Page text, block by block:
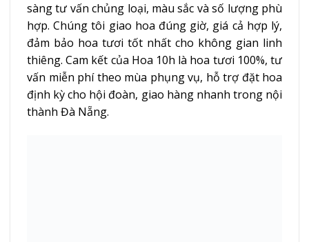
sàng tư vấn chủng loại, màu sắc và số lượng phù
hợp. Chúng tôi giao hoa đúng giờ, giá cả hợp lý,
đảm bảo hoa tươi tốt nhất cho không gian linh
thiêng. Cam kết của Hoa 10h là hoa tươi 100%, tư
vấn miễn phí theo mùa phụng vụ, hỗ trợ đặt hoa
định kỳ cho hội đoàn, giao hàng nhanh trong nội
thành Đà Nẵng.